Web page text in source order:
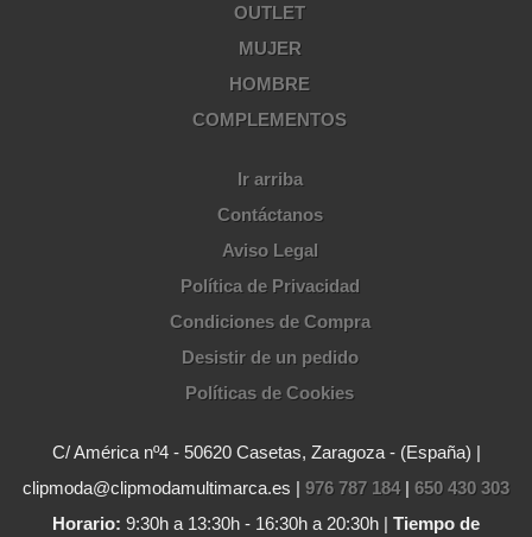
OUTLET
MUJER
HOMBRE
COMPLEMENTOS
Ir arriba
Contáctanos
Aviso Legal
Política de Privacidad
Condiciones de Compra
Desistir de un pedido
Políticas de Cookies
C/ América nº4 - 50620 Casetas, Zaragoza - (España) |
clipmoda@clipmodamultimarca.es | 976 787 184| 650 430 303
Horario: 9:30h a 13:30h - 16:30h a 20:30h | Tiempo de